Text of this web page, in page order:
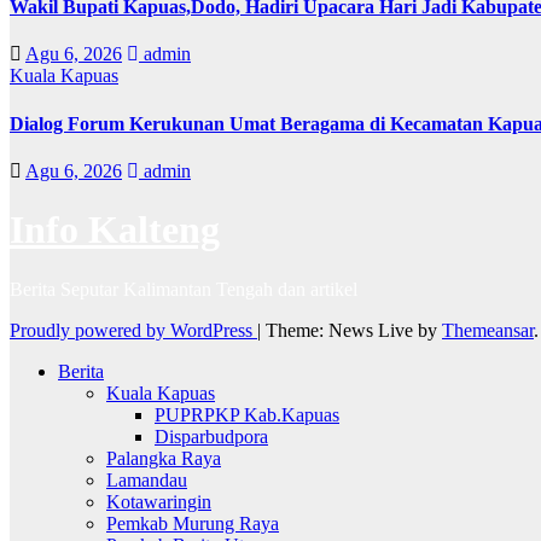
Wakil Bupati Kapuas,Dodo, Hadiri Upacara Hari Jadi
Agu 6, 2026
admin
Kuala Kapuas
Dialog Forum Kerukunan Umat Beragama di Kecamatan
Agu 6, 2026 admin
Proudly powered by WordPress | Theme: News Live by Themeansar.
Berita
Kuala Kapuas
PUPRPKP Kab.Kapuas
Disparbudpora
Palangka Raya
Lamandau
Kotawaringin
Pemkab Murung Raya